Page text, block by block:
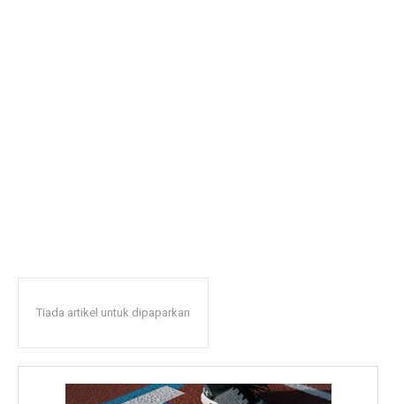
Tiada artikel untuk dipaparkan